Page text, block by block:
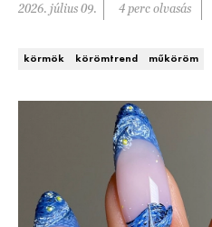
DECOR
Hírek
Trendek
Szép terek
HOROSZKÓP
SZTÁRHÍREK
ANYA
2026. július 09. 4 perc olvasás
körmök körömtrend műköröm